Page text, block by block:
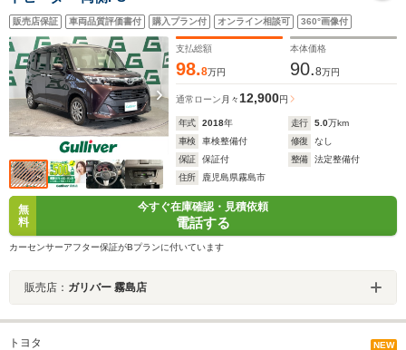
ートヒーター
販売店保証 車両品質評価書付 購入プラン付 オンライン相談可 360°画像付
支払総額
98.8万円
本体価格
90.8万円
通常ローン 月々 12,900円
年式 2018年 走行 5.0万km
車検
車検整備付 修復
なし
保証
保証付 整備
法定整備付
住所
鹿児島県霧島市
無
料
今すぐ在庫確認・見積依頼
電話する
カーセンサーアフター保証がBプランに付いています
販売店： ガリバー 霧島店
トヨタ NEW